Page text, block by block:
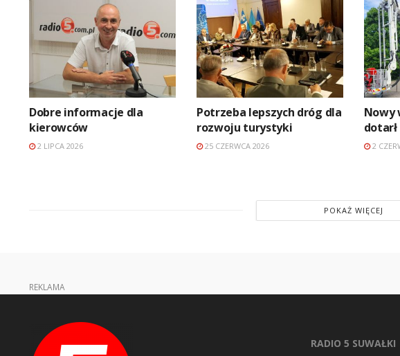
Dobre informacje dla
kierowców
2 LIPCA 2026
Potrzeba lepszych dróg dla
rozwoju turystyki
25 CZERWCA 2026
Nowy
2
POKAŻ WIĘCEJ
REKLAMA
RADIO 5 SUWAŁKI